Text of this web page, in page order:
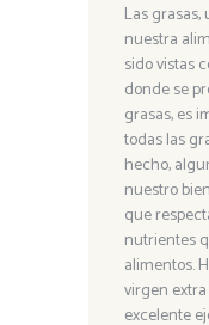
Las
nuestra
sido vistas
donde se
grasas, es
todas las
hecho,
nuestro
que
nutrientes
alimentos.
virgen
excelente